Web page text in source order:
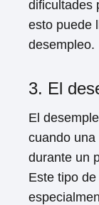
dificultades
esto puede
desempleo.
3. El
El
cuando
durante un
Este tipo